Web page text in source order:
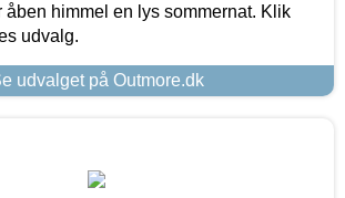
åben himmel en lys sommernat. Klik
udvalg.
udvalget på Outmore.dk